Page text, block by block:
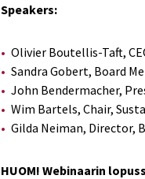
Speakers:
Olivier Boutellis-Taft,
Sandra Gobert, Board
John Bendermacher,
Wim Bartels, Chair,
Gilda Neiman, Director,
HUOM! Webinaarin